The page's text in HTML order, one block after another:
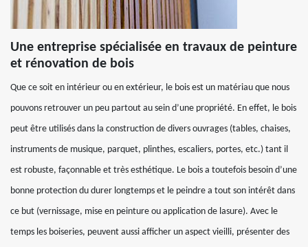
Une entreprise spécialisée en travaux de peinture
et rénovation de bois
Que ce soit en intérieur ou en extérieur, le bois est un matériau que nous
pouvons retrouver un peu partout au sein d’une propriété. En effet, le bois
peut être utilisés dans la construction de divers ouvrages (tables, chaises,
instruments de musique, parquet, plinthes, escaliers, portes, etc.) tant il
est robuste, façonnable et très esthétique. Le bois a toutefois besoin d’une
bonne protection du durer longtemps et le peindre a tout son intérêt dans
ce but (vernissage, mise en peinture ou application de lasure). Avec le
temps les boiseries, peuvent aussi afficher un aspect vieilli, présenter des